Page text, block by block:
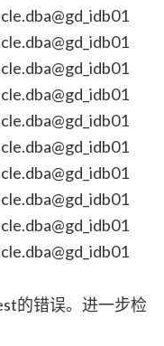
的错误。进一步检